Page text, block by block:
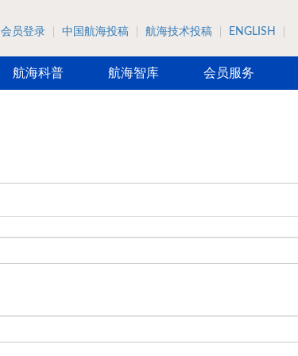
会员登录 中国航海投稿 航海技术投稿 ENGLISH
航海科普 航海智库 会员服务